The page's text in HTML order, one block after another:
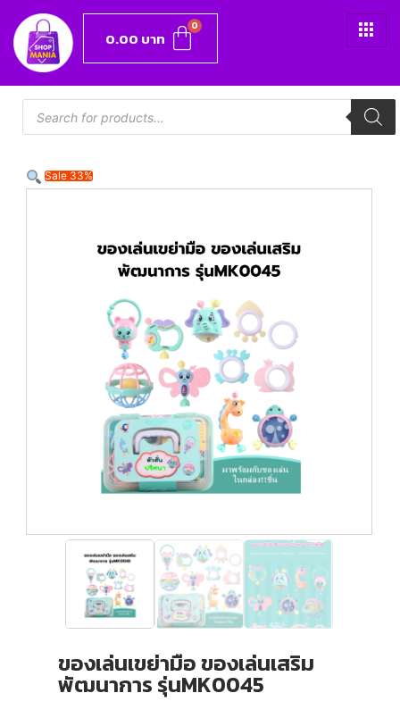
0.00 บาท
Sale 33%
ของเล่นเขย่ามือ ของเล่นเสริม
พัฒนาการ รุ่นMK0045